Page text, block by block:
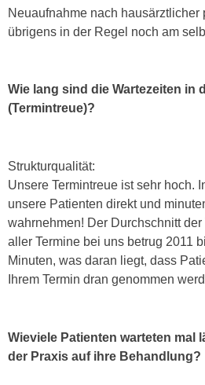
Neuaufnahme nach hausärztlicher
übrigens in der Regel noch am
Wie lang sind die Wartezeiten in
(Termintreue)?
Strukturqualität:
Unsere Termintreue ist sehr hoch.
unsere Patienten direkt und
wahrnehmen! Der Durchschnitt der
aller Termine bei uns betrug 2011
Minuten, was daran liegt, dass
Ihrem Termin dran genommen
Wieviele Patienten warteten mal
der Praxis auf ihre Behandlung?